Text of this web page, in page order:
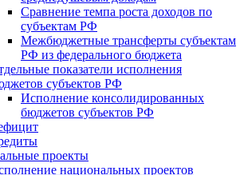
Сравнение темпа роста доходов по
субъектам РФ
Межбюджетные трансферты субъектам
РФ из федерального бюджета
показатели исполнения
субъектов РФ
Исполнение консолидированных
бюджетов субъектов РФ
проекты
национальных проектов